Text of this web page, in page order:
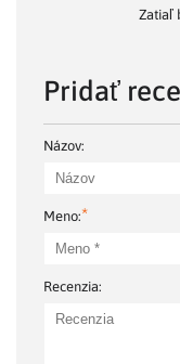
Zatiaľ
Pridať
Názov:
Meno:*
Recenzia: